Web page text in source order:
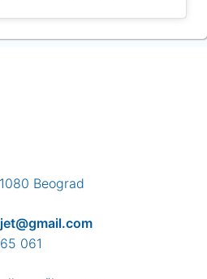
Beograd
061